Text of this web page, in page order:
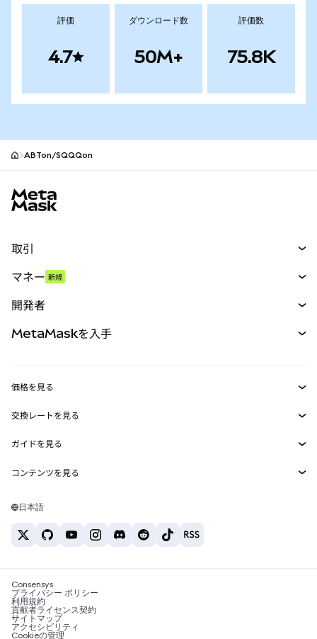
評価
4.7
ダウンロード数
50M+
評価数
75.8K
ABTon/SQQQon
取引
パーペチュアル
RWA
マネー 新規
開発者
MetaMask Connect
Snaps
Web3サービス
MetaMaskを入手
セキュリティ
サポート
キャリア
お問い合わせ
価格を見る
イーサリアムの価格
Solanaの価格
Tetherの価格
交換レートを見る
ETH→USD
USDT→INR
BTC→INR
ETH→USDT
ガイドを見る
ETHの購入
USDTの購入
SHIBの購入
BNBの購入
コンテンツを見る
Solanaウォレット
税制関連ニュース
暗号資産の購入方法は？
ビットコインを売るには？
日本語
Consensys
プライバシー ポリシー
利用規約
貢献者ライセンス契約
サイトマップ
アクセシビリティ
Cookieの管理